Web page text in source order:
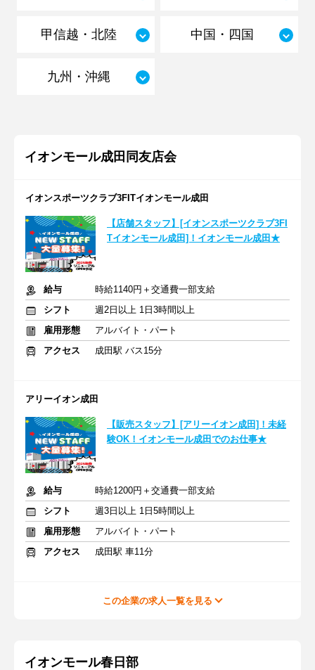
甲信越・北陸 中国・四国
九州・沖縄
イオンモール成田同友店会
イオンスポーツクラブ3FITイオンモール成田
【店舗スタッフ】[イオンスポーツクラブ3FI
Tイオンモール成田]！イオンモール成田★
給与
時給1140円＋交通費一部支給
シフト
週2日以上 1日3時間以上
雇用形態
アルバイト・パート
アクセス
成田駅 バス15分
アリーイオン成田
【販売スタッフ】[アリーイオン成田]！未経
験OK！イオンモール成田でのお仕事★
給与
時給1200円＋交通費一部支給
シフト
週3日以上 1日5時間以上
雇用形態
アルバイト・パート
アクセス
成田駅 車11分
この企業の求人一覧を見る
イオンモール春日部